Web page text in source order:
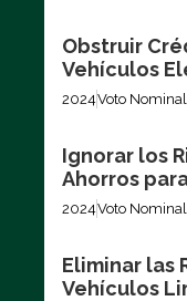
Obstruir
Vehículos
2024Voto
Ignorar los
Ahorros
2024Voto
Eliminar las
Vehículos